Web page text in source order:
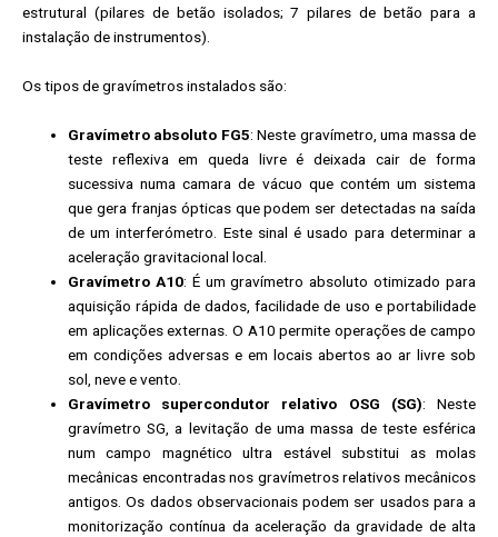
estrutural (pilares de betão isolados; 7 pilares de betão para a
instalação de instrumentos).
Os tipos de gravímetros instalados são:
Gravímetro absoluto FG5: Neste gravímetro, uma massa de
teste reflexiva em queda livre é deixada cair de forma
sucessiva numa camara de vácuo que contém um sistema
que gera franjas ópticas que podem ser detectadas na saída
de um interferómetro. Este sinal é usado para determinar a
aceleração gravitacional local.
Gravímetro A10: É um gravímetro absoluto otimizado para
aquisição rápida de dados, facilidade de uso e portabilidade
em aplicações externas. O A10 permite operações de campo
em condições adversas e em locais abertos ao ar livre sob
sol, neve e vento.
Gravímetro supercondutor relativo OSG (SG): Neste
gravímetro SG, a levitação de uma massa de teste esférica
num campo magnético ultra estável substitui as molas
mecânicas encontradas nos gravímetros relativos mecânicos
antigos. Os dados observacionais podem ser usados ​​para a
monitorização contínua da aceleração da gravidade de alta